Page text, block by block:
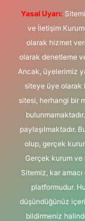
Yasal Uyarı:
ve İletişim
olarak hizmet
olarak denetleme
Ancak, üyelerimiz
siteye üye olarak
sitesi, herhangi bir
paylaşılmaktadır.
olup, gerçek
Gerçek kurum ve
Sitemiz, kar
platformudur.
düşündüğünüz
bildirmeniz